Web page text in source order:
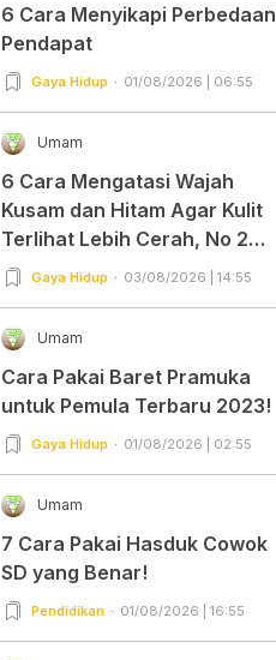
6 Cara Menyikapi Perbedaan
Pendapat
Gaya Hidup 01/08/2026 | 06:55
Umam
6 Cara Mengatasi Wajah
Kusam dan Hitam Agar Kulit
Terlihat Lebih Cerah, No 2
Gampang Banget dan Mudah
Gaya Hidup 03/08/2026 | 14:55
Umam
Cara Pakai Baret Pramuka
untuk Pemula Terbaru 2023!
Gaya Hidup 01/08/2026 | 02:55
Umam
7 Cara Pakai Hasduk Cowok
SD yang Benar!
Pendidikan 01/08/2026 | 16:55